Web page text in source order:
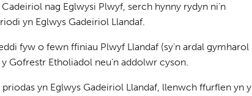
nag Eglwysi Plwyf, serch hynny rydyn ni’n
yn Eglwys Gadeiriol Llandaf.
fyw o fewn ffiniau Plwyf Llandaf (sy’n ardal gymharol
Gofrestr Etholiadol neu’n addolwr cyson.
yn Eglwys Gadeiriol Llandaf, llenwch ffurflen yn y